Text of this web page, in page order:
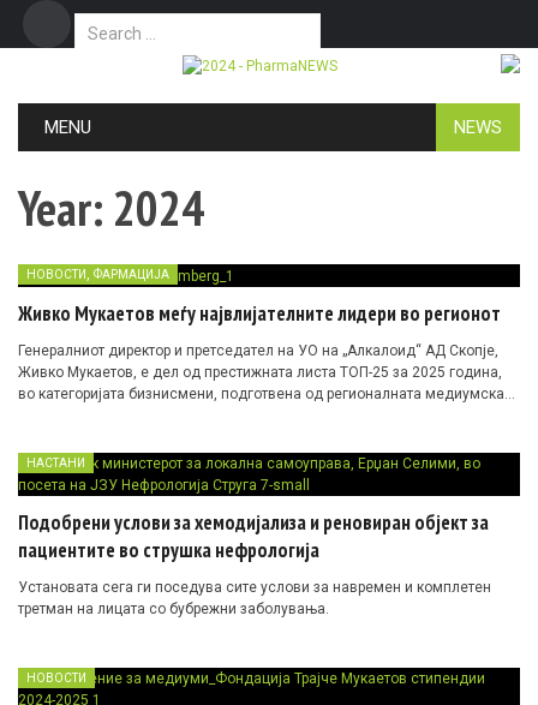
Search for:
MENU NEWS
Year: 2024
НОВОСТИ, ФАРМАЦИЈА
Живко Мукаетов меѓу највлијателните лидери во регионот
Генералниот директор и претседател на УО на „Алкалоид“ АД Скопје,
Живко Мукаетов, е дел од престижната листа ТОП-25 за 2025 година,
во категоријата бизнисмени, подготвена од регионалната медиумска
НАСТАНИ
Подобрени услови за хемодијализа и реновиран објект за
пациентите во струшка нефрологија
Установата сега ги поседува сите услови за навремен и комплетен
третман на лицата со бубрежни заболувања.
НОВОСТИ